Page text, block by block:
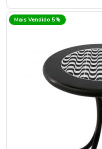
Mais Vendido 5%